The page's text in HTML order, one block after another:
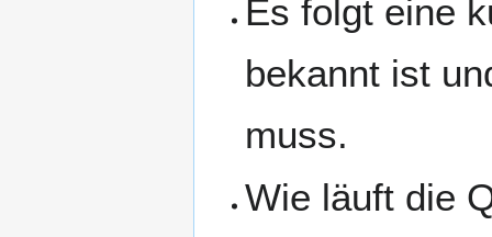
Es folgt eine
bekannt ist
muss.
Wie läuft die